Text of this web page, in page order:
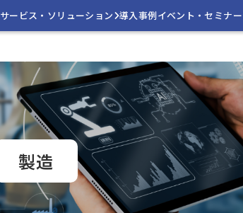
サービス・ソリューション 導入事例イベント・セミナー
製造